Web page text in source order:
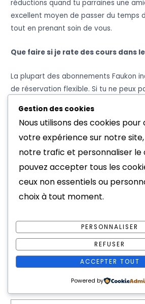
réductions quand tu parraines une
excellent moyen de passer du temps
tout en prenant soin de vous.
Que faire si je rate des cours dans
La plupart des abonnements Faukon
de réservation flexible. Si tu ne peux
heures avant et reporter ta séance.
selon les studios, mais l’idée est de
de vie.
Y a-t-il un suivi personnalisé des
Oui, même si les cours sont
souvent un suivi individuel. Tu peux
ta progression. Certains studios
réguliers pour t’aider à rester
parcours.
Auteur/autrice
Gestion des cookies
Nous utilisons des cookies
votre expérience sur notre
notre trafic et personnaliser le
pouvez accepter tous les
ceux non essentiels ou
choix à tout moment.
PERSONNALISER
REFUSER
ACCEPTER TOUT
Powered by